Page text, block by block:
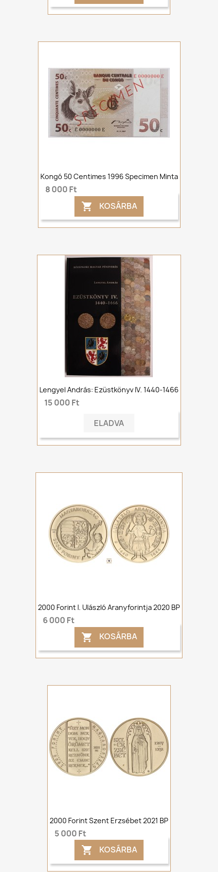
Kongó 50 Centimes 1996 Specimen Minta
8 000 Ft
 KOSÁRBA
Lengyel András: Ezüstkönyv IV. 1440-1466
15 000 Ft
ELADVA
2000 Forint I. Ulászló Aranyforintja 2020 BP
6 000 Ft
 KOSÁRBA
2000 Forint Szent Erzsébet 2021 BP
5 000 Ft
 KOSÁRBA